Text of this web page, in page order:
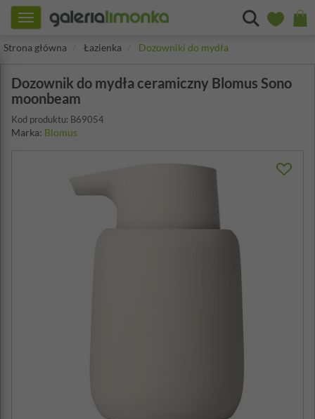
Toggle
navigation
Strona główna
Łazienka Dozowniki do mydła
Dozownik do mydła ceramiczny Blomus Sono
moonbeam
Kod produktu: B69054
Marka: Blomus